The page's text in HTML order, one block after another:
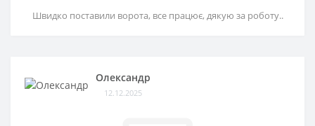
Швидко поставили ворота, все працює, дякую за роботу..
Олександр
12.12.2025